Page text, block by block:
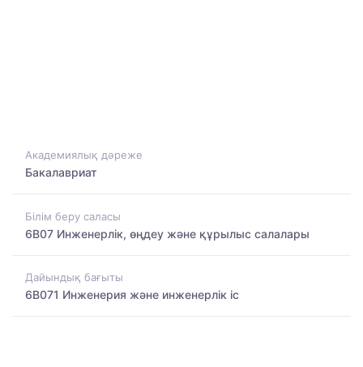
Академиялық дәреже
Бакалавриат
Білім беру саласы
6B07 Инженерлік, өңдеу және құрылыс салалары
Дайындық бағыты
6B071 Инженерия және инженерлік іс